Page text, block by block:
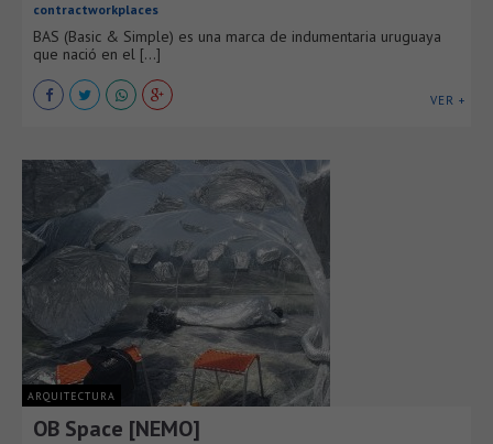
contractworkplaces
BAS (Basic & Simple) es una marca de indumentaria uruguaya
que nació en el [...]
VER +
ARQUITECTURA
OB Space [NEMO]